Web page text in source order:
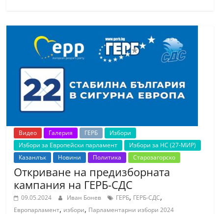
Видео Галерия ГЕРБ
Избори
Избори за Европейски парламент
Избори за НС (27-МИР)
Казанлък
Новини Политика Старозагорско
Откриване на предизборната
кампания на ГЕРБ-СДС
09.05.2024 Иван Бонев ГЕРБ, ГЕРБ-СДС,
Европарламент, избори, Парламентарни избори 2024